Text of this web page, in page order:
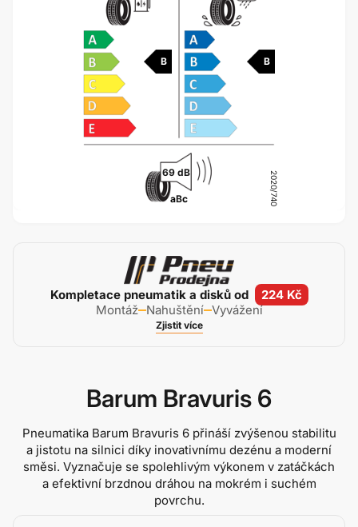
B B
69 dB 2020/740
aBc
Kompletace pneumatik a disků od
224 Kč
Montáž Nahuštění Vyvážení
Zjistit více
Barum Bravuris 6
Pneumatika Barum Bravuris 6 přináší zvýšenou stabilitu
a jistotu na silnici díky inovativnímu dezénu a moderní
směsi. Vyznačuje se spolehlivým výkonem v zatáčkách
a efektivní brzdnou dráhou na mokrém i suchém
povrchu.